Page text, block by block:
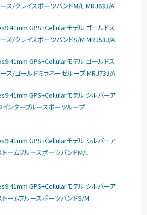
ス/クレイスポーツバンドM/L MRJ63J/A
41mm GPS+Cellularモデル ゴールドス
ス/クレイスポーツバンドS/M MRJ53J/A
41mm GPS+Cellularモデル ゴールドス
ス/ゴールドミラネーゼループ MRJ73J/A
41mm GPS+Cellularモデル シルバーア
ンターブルースポーツループ
41mm GPS+Cellularモデル シルバーア
ームブルースポーツバンドM/L
41mm GPS+Cellularモデル シルバーア
ームブルースポーツバンドS/M